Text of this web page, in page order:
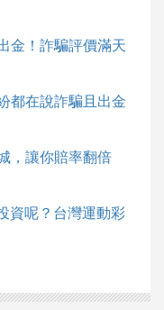
金！詐騙評價滿天
都在說詐騙且出金
，讓你賠率翻倍
資呢？台灣運動彩